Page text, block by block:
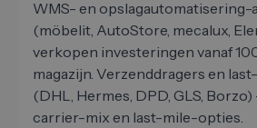
WMS- en opslagautomatisering-
(möbelit, AutoStore, mecalux,
verkopen investeringen vanaf
magazijn. Verzenddragers en
(DHL, Hermes, DPD, GLS,
carrier-mix en last-mile-opties.